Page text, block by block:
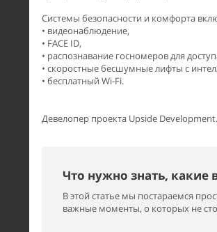
Системы безопасности и комфорта
• видеонаблюдение,
• FACE ID,
• распознавание госномеров для
• скоростные бесшумные лифты с
• бесплатный Wi-Fi.
Девелопер проекта Upside Development.
Что нужно знать, какие
В этой статье мы постараемся
важные моменты, о которых не